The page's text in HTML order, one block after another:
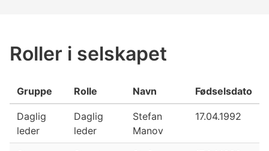
Roller i selskapet
Gruppe Rolle Navn Fødselsdato
Daglig
leder
Daglig
leder
Stefan
Manov
17.04.1992